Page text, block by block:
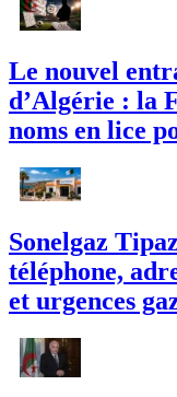
Le nouvel
d’Algérie : la
noms en lice
Sonelgaz
téléphone,
et urgences